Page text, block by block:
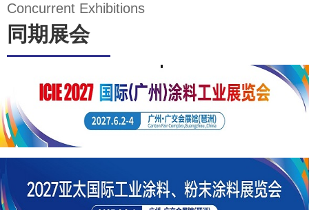
Concurrent Exhibitions
同期展会
展会
功能
多
业大
会、高
峰论
坛、技
术研讨
观考察
活动
五、